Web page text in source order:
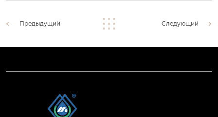
Предыдущий Следующий